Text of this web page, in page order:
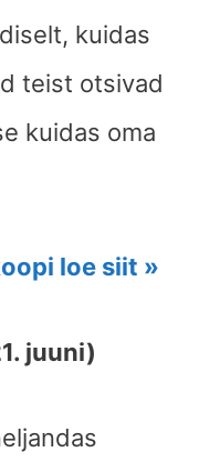
kuidas
teist otsivad
kuidas oma
loe siit »
juuni)